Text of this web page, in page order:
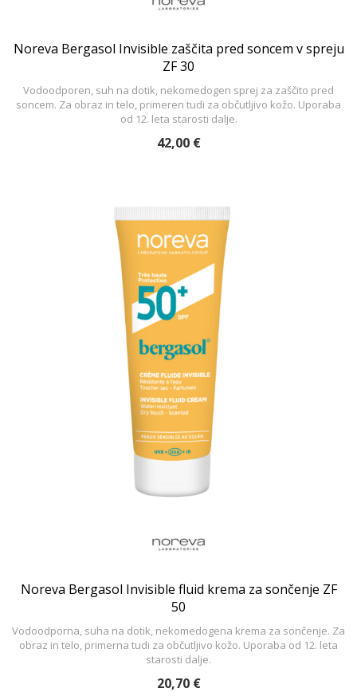
Noreva Bergasol Invisible zaščita pred soncem v spreju
ZF 30
Vodoodporen, suh na dotik, nekomedogen sprej za zaščito pred
soncem. Za obraz in telo, primeren tudi za občutljivo kožo. Uporaba
od 12. leta starosti dalje.
42,00 €
Noreva Bergasol Invisible fluid krema za sončenje ZF
50
Vodoodporna, suha na dotik, nekomedogena krema za sončenje. Za
obraz in telo, primerna tudi za občutljivo kožo. Uporaba od 12. leta
starosti dalje.
20,70 €